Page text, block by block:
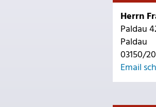
Herrn
Paldau
Paldau
03150/
Email